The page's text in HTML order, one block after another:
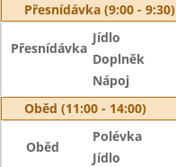
Přesnídávka (9:00 - 9:30)
Přesnídávka
Jídlo
Doplněk
Nápoj
Oběd (11:00 - 14:00)
Oběd
Polévka
Jídlo